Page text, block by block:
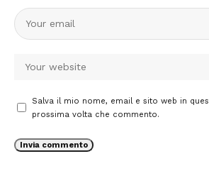
Salva il mio nome, email e sito web in
prossima volta che commento.